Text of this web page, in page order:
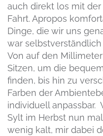
auch direkt los mit
Fahrt. Apropos
Dinge, die wir uns
war selbstverständlich
Von auf den
Sitzen, um die
finden, bis hin zu
Farben der
individuell anpassbar.
Sylt im Herbst nun
wenig kalt, mir dabei